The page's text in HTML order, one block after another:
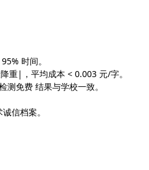
时间。
重|，平均成本 < 0.003 元/字。
免费 结果与学校一致。
信档案。